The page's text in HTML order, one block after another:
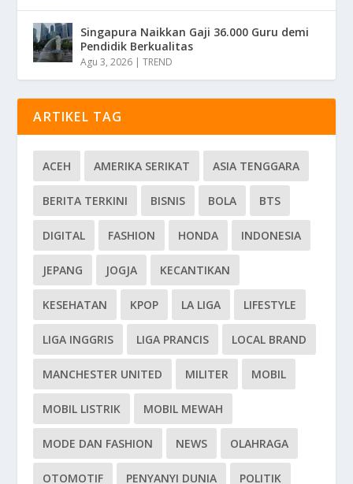
Singapura Naikkan Gaji 36.000 Guru demi
Pendidik Berkualitas
Agu 3, 2026 |TREND
ARTIKEL TAG
ACEH AMERIKA SERIKAT ASIA TENGGARA
BERITA TERKINI BISNIS BOLA BTS
DIGITAL FASHION HONDA INDONESIA
JEPANG JOGJA KECANTIKAN
KESEHATAN KPOP LA LIGA LIFESTYLE
LIGA INGGRIS LIGA PRANCIS LOCAL BRAND
MANCHESTER UNITED MILITER MOBIL
MOBIL LISTRIK MOBIL MEWAH
MODE DAN FASHION NEWS OLAHRAGA
OTOMOTIF PENYANYI DUNIA POLITIK